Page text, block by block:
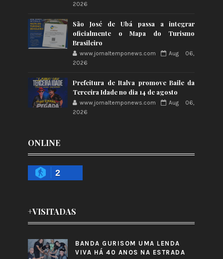
2026
São José de Ubá passa a integrar
oficialmente o Mapa do Turismo
Brasileiro
www.jornaltemponews.com
Aug 06,
2026
Prefeitura de Italva promove Baile da
Terceira Idade no dia 14 de agosto
www.jornaltemponews.com
Aug 06,
2026
ONLINE
2
+VISITADAS
BANDA GURISOM UMA LENDA
VIVA HÁ 40 ANOS NA ESTRADA